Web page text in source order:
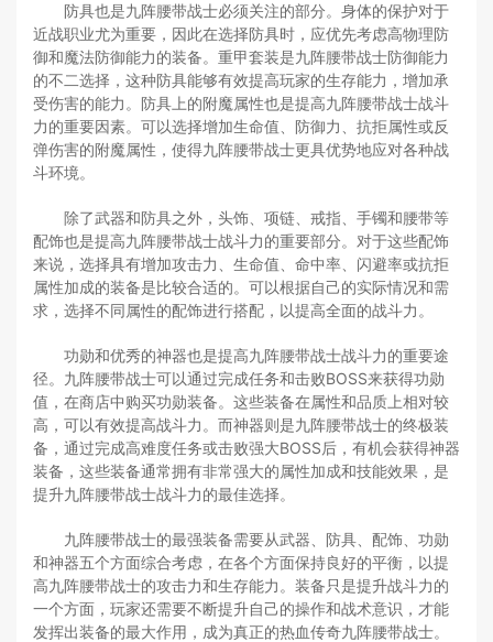
防具也是九阵腰带战士必须关注的部分。身体的保护对于
近战职业尤为重要，因此在选择防具时，应优先考虑高物理防
御和魔法防御能力的装备。重甲套装是九阵腰带战士防御能力
的不二选择，这种防具能够有效提高玩家的生存能力，增加承
受伤害的能力。防具上的附魔属性也是提高九阵腰带战士战斗
力的重要因素。可以选择增加生命值、防御力、抗拒属性或反
弹伤害的附魔属性，使得九阵腰带战士更具优势地应对各种战
斗环境。
除了武器和防具之外，头饰、项链、戒指、手镯和腰带等
配饰也是提高九阵腰带战士战斗力的重要部分。对于这些配饰
来说，选择具有增加攻击力、生命值、命中率、闪避率或抗拒
属性加成的装备是比较合适的。可以根据自己的实际情况和需
求，选择不同属性的配饰进行搭配，以提高全面的战斗力。
功勋和优秀的神器也是提高九阵腰带战士战斗力的重要途
径。九阵腰带战士可以通过完成任务和击败BOSS来获得功勋
值，在商店中购买功勋装备。这些装备在属性和品质上相对较
高，可以有效提高战斗力。而神器则是九阵腰带战士的终极装
备，通过完成高难度任务或击败强大BOSS后，有机会获得神器
装备，这些装备通常拥有非常强大的属性加成和技能效果，是
提升九阵腰带战士战斗力的最佳选择。
九阵腰带战士的最强装备需要从武器、防具、配饰、功勋
和神器五个方面综合考虑，在各个方面保持良好的平衡，以提
高九阵腰带战士的攻击力和生存能力。装备只是提升战斗力的
一个方面，玩家还需要不断提升自己的操作和战术意识，才能
发挥出装备的最大作用，成为真正的热血传奇九阵腰带战士。